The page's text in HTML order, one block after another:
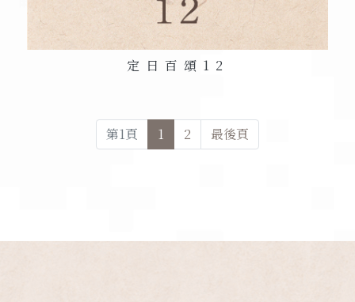
定日百頌 12
第1頁 1 2 最後頁